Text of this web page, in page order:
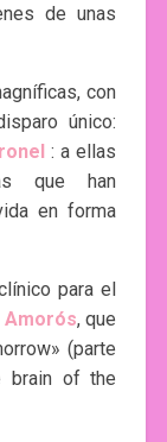
de unas
con
único:
: a ellas
que han
en forma
para el
Amorós, que
(parte
brain of the